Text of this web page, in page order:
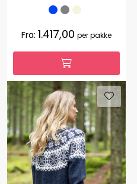
Fra: 1.417,00 per pakke